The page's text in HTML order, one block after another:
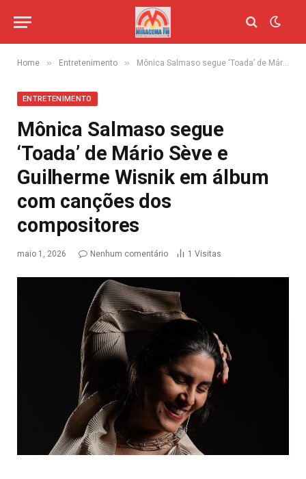
Home » Entretenimento » Mônica Salmaso segue ‘Toada’ de Mário Sève e Guilherme Wisnik em álbum com canções dos compositores
ENTRETENIMENTO
Mônica Salmaso segue
‘Toada’ de Mário Sève e
Guilherme Wisnik em álbum
com canções dos
compositores
maio 1, 2026 Nenhum comentário 1 Visitas